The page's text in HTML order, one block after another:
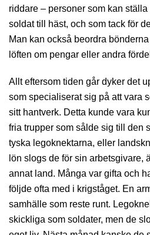
riddare – personer som kan
soldat till häst, och som tack för
Man kan också beordra
löften om pengar eller andra
Allt eftersom tiden går dyker det
som specialiserat sig på att vara
sitt hantverk. Detta kunde vara
fria trupper som sålde sig till den
tyska legoknektarna, eller
lön slogs de för sin arbetsgivare,
annat land. Många var gifta och
följde ofta med i krigståget. En
samhälle som reste runt.
skickliga som soldater, men de